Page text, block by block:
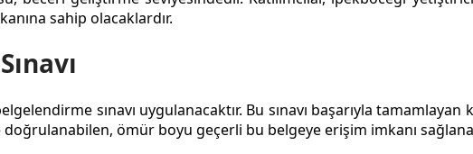
sahip olacaklardır.
sınavı uygulanacaktır. Bu sınavı başarıyla
ömür boyu geçerli bu belgeye erişim imkanı